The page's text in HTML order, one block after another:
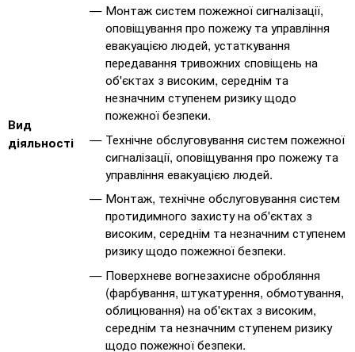
Вид
діяльності
Монтаж систем пожежної сигналізації,
оповіщування про пожежу та управління
евакуацією людей, устаткування
передавання тривожних сповіщень на
об'єктах з високим, середнім та
незначним ступенем ризику щодо
пожежної безпеки.
Технічне обслуговування систем пожежної
сигналізації, оповіщування про пожежу та
управління евакуацією людей.
Монтаж, технічне обслуговування систем
протидимного захисту на об'єктах з
високим, середнім та незначним ступенем
ризику щодо пожежної безпеки.
Поверхневе вогнезахисне обробляння
(фарбування, штукатурення, обмотування,
облицювання) на об'єктах з високим,
середнім та незначним ступенем ризику
щодо пожежної безпеки.